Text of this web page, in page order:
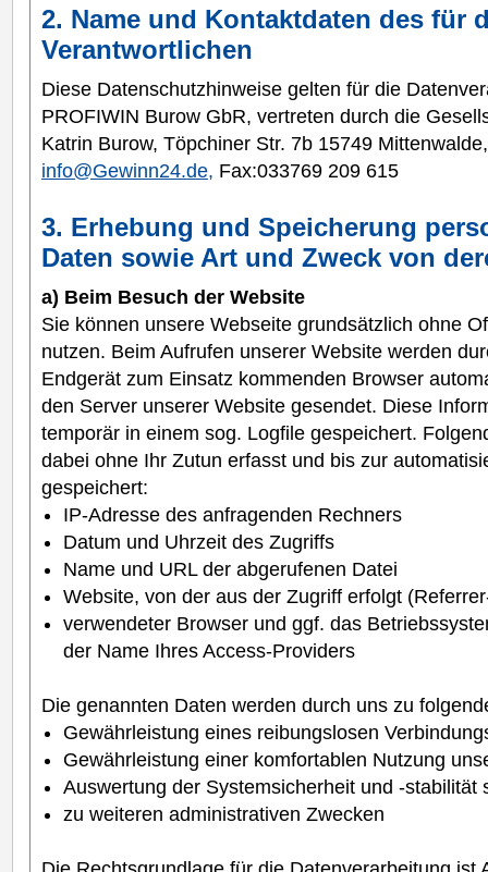
2. Name und Kontaktdaten des für
Verantwortlichen
Diese Datenschutzhinweise gelten für die
PROFIWIN Burow GbR, vertreten durch die
Katrin Burow, Töpchiner Str. 7b 15749
info@Gewinn24.de, Fax:033769 209 615
3. Erhebung und Speicherung
Daten sowie Art und Zweck von
a) Beim Besuch der Website
Sie können unsere Webseite grundsätzlich ohne
nutzen. Beim Aufrufen unserer Website werden
Endgerät zum Einsatz kommenden Browser
den Server unserer Website gesendet. Diese
temporär in einem sog. Logfile gespeichert.
dabei ohne Ihr Zutun erfasst und bis zur
gespeichert:
IP-Adresse des anfragenden Rechners
Datum und Uhrzeit des Zugriffs
Name und URL der abgerufenen Datei
Website, von der aus der Zugriff erfolgt
verwendeter Browser und ggf. das
der Name Ihres Access-Providers
Die genannten Daten werden durch uns zu
Gewährleistung eines reibungslosen
Gewährleistung einer komfortablen Nutzung
Auswertung der Systemsicherheit und -stabilität
zu weiteren administrativen Zwecken